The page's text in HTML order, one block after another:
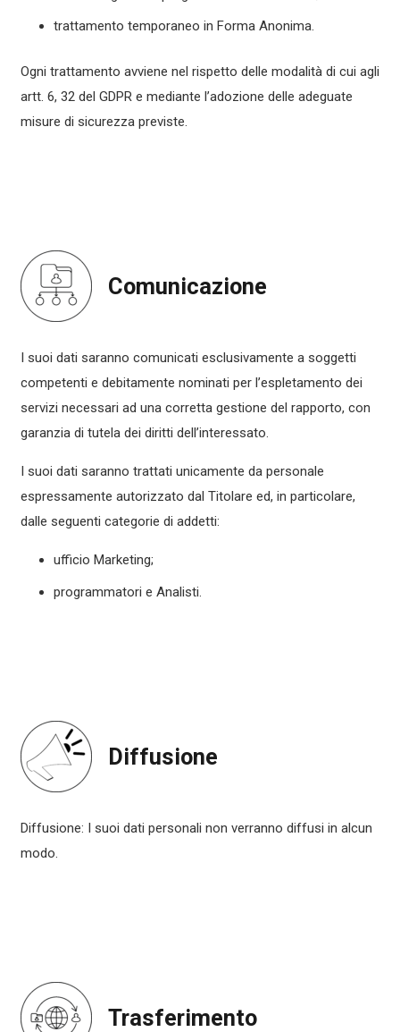
trattamento temporaneo in Forma Anonima.
Ogni trattamento avviene nel rispetto delle modalità di cui agli
artt. 6, 32 del GDPR e mediante l’adozione delle adeguate
misure di sicurezza previste.
Comunicazione
I suoi dati saranno comunicati esclusivamente a soggetti
competenti e debitamente nominati per l’espletamento dei
servizi necessari ad una corretta gestione del rapporto, con
garanzia di tutela dei diritti dell’interessato.
I suoi dati saranno trattati unicamente da personale
espressamente autorizzato dal Titolare ed, in particolare,
dalle seguenti categorie di addetti:
ufficio Marketing;
programmatori e Analisti.
Diffusione
Diffusione: I suoi dati personali non verranno diffusi in alcun
modo.
Trasferimento